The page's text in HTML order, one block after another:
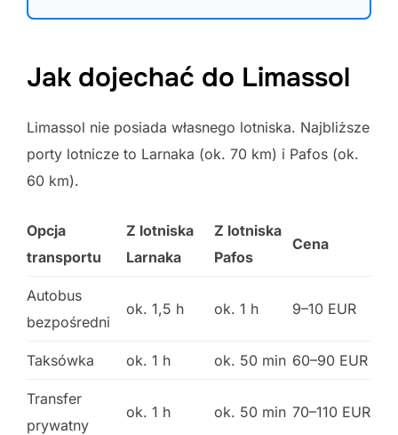
Jak dojechać do Limassol
Limassol nie posiada własnego lotniska. Najbliższe
porty lotnicze to Larnaka (ok. 70 km) i Pafos (ok.
60 km).
Opcja
transportu
Z lotniska
Larnaka
Z lotniska
Pafos
Cena
Autobus
bezpośredni
ok. 1,5 h ok. 1 h 9–10 EUR
Taksówka ok. 1 h ok. 50 min 60–90 EUR
Transfer
prywatny
ok. 1 h ok. 50 min 70–110 EUR